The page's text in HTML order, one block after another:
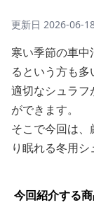
更新日 2026-06-
寒い季節の車中
るという方も多
適切なシュラフ
ができます。
そこで今回は
り眠れる冬用シ
今回紹介する